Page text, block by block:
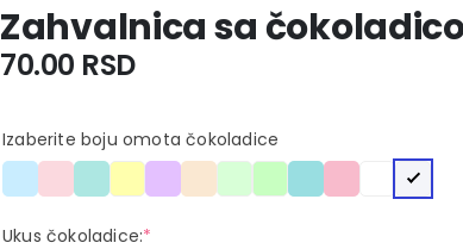
Zahvalnica sa
70.00 RSD
Izaberite boju omota čokoladice
Ukus čokoladice:*